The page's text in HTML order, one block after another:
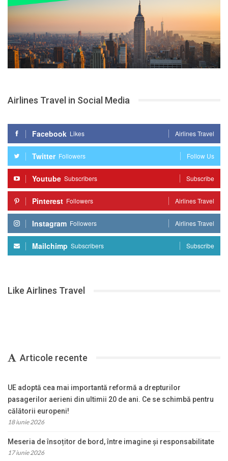
Airlines Travel in Social Media
Facebook Likes Airlines Travel
Twitter Followers Follow Us
Youtube Subscribers Subscribe
Pinterest Followers Airlines Travel
Instagram Followers Airlines Travel
Mailchimp Subscribers Subscribe
Like Airlines Travel
Articole recente
UE adoptă cea mai importantă reformă a drepturilor
pasagerilor aerieni din ultimii 20 de ani. Ce se schimbă pentru
călătorii europeni!
18 iunie 2026
Meseria de însoțitor de bord, între imagine și responsabilitate
17 iunie 2026